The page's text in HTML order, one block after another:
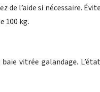
de l’aide si nécessaire.
100 kg.
vitrée galandage.